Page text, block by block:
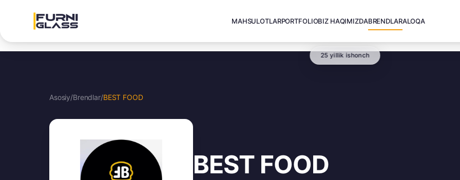
MAHSULOTLARPORTFOLIOBIZ HAQIMIZDABRENDLARALOQA
25 yillik ishonch
Asosiy/Brendlar/BEST FOOD
BEST FOOD